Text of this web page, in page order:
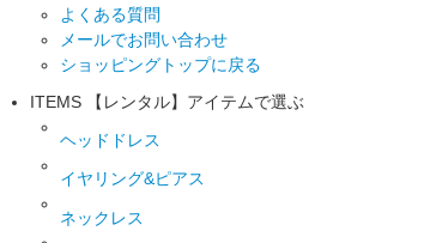
よくある質問
メールでお問い合わせ
ショッピングトップに戻る
ITEMS
【レンタル】アイテムで選ぶ
ヘッドドレス
イヤリング&ピアス
ネックレス